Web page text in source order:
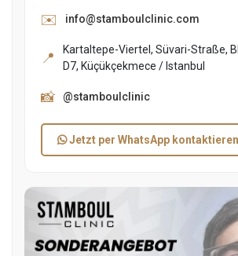
✉️ info@stamboulclinic.com
📍
Kartaltepe-Viertel, Süvari-Straße,
D7, Küçükçekmece / Istanbul
📸 @stamboulclinic
Jetzt per WhatsApp kontaktieren